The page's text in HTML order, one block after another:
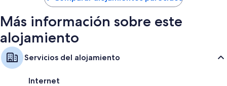
de
Más información sobre este
alojamiento
Servicios del alojamiento
Internet